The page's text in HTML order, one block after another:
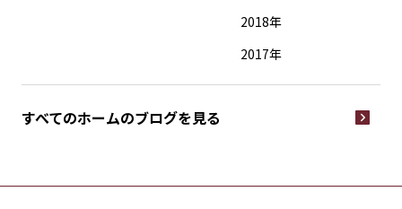
2018年
2017年
すべてのホームのブログを見る